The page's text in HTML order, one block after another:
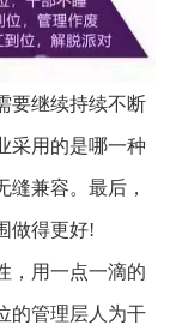
继续持续不断
采用的是哪一种
缝兼容。最后，
做得更好!
用一点一滴的
的管理层人为干